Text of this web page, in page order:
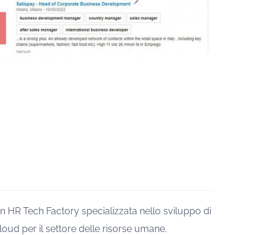
HR Tech Factory specializzata nello sviluppo di
per il settore delle risorse umane.